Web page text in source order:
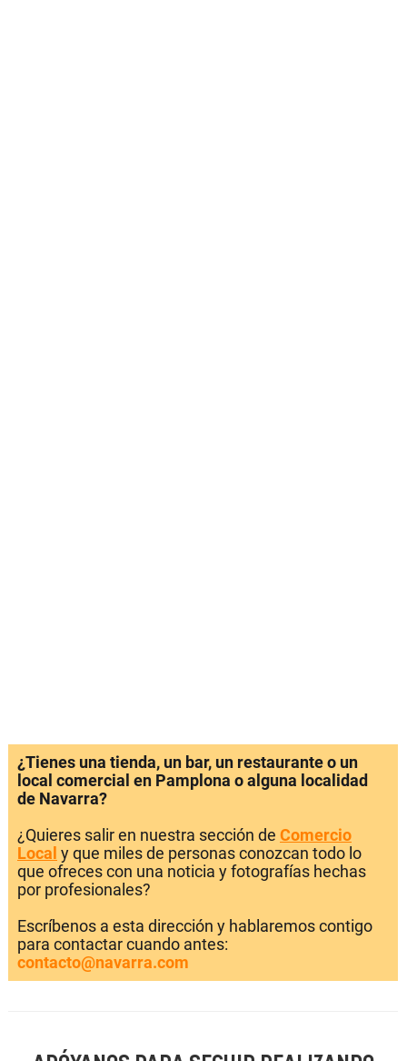
¿Tienes una tienda, un bar, un restaurante o un
local comercial en Pamplona o alguna localidad
de Navarra?
¿Quieres salir en nuestra sección de Comercio
Local y que miles de personas conozcan todo lo
que ofreces con una noticia y fotografías hechas
por profesionales?
Escríbenos a esta dirección y hablaremos contigo
para contactar cuando antes:
contacto@navarra.com